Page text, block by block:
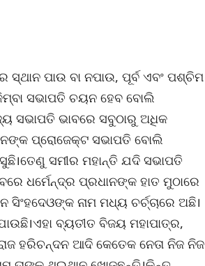
ପାଉ ବା ନପାଉ, ପୂର୍ବ ଏବଂ ପଶ୍ଚିମ
ସଭାପତି ଚୟନ ହେବ ବୋଲି
ସଭାପତି ଭାବରେ ସବୁଠାରୁ ଅଧିକ
ପ୍ରୋଜେକ୍ଟ ସଭାପତି ବୋଲି
ସମୀର ମହାନ୍ତି ଯଦି ସଭାପତି
ଧର୍ମେନ୍ଦ୍ର ପ୍ରଧାନଙ୍କ ହାତ ମୁଠାରେ
ନାମ ମଧ୍ୟ ଚର୍ଚ୍ଚାରେ ଅଛି।
ବ୍ୟତୀତ ବିଜୟ ମହାପାତ୍ର,
ହରିଚନ୍ଦନ ଆଦି କେତେକ ନେତା ନିଜ ନିଜ